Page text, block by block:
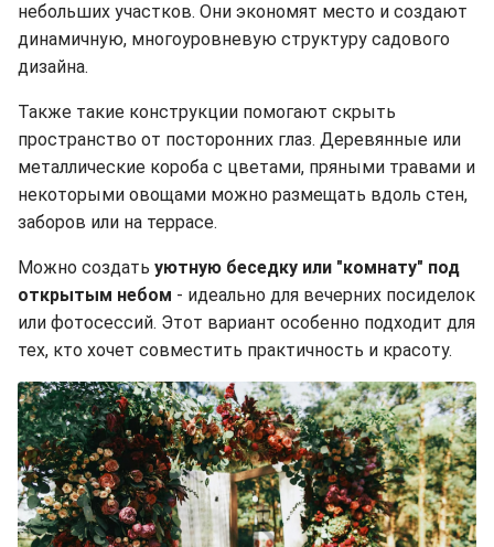
небольших участков. Они экономят место и создают
динамичную, многоуровневую структуру садового
дизайна.
Также такие конструкции помогают скрыть
пространство от посторонних глаз. Деревянные или
металлические короба с цветами, пряными травами и
некоторыми овощами можно размещать вдоль стен,
заборов или на террасе.
Можно создать уютную беседку или "комнату" под
открытым небом - идеально для вечерних посиделок
или фотосессий. Этот вариант особенно подходит для
тех, кто хочет совместить практичность и красоту.